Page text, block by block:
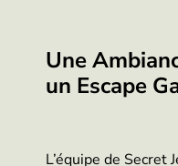
Une
un Escape
L’équipe de Secret